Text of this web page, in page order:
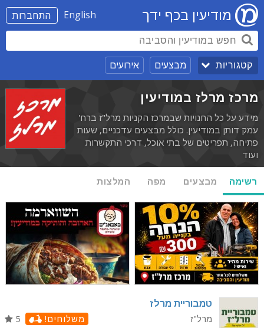
התחברות English מודיעין בכף ידך
קטגוריות מבצעים אירועים
מרכז מרלז במודיעין
מידע על כל החנויות שבמרכז הקניות מרל"ז ברח'
עמק דותן במודיעין. כולל מבצעים עדכניים, שעות
פתיחה, תפריטים של בתי אוכל, דרכי התקשרות
ועוד
רשימה מבצעים מפה המלצות
טמבוריית מרלז
5 משלוחים!
מרל"ז